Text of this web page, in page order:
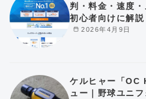
2026年4月9日
判・料金・速度
初心者向けに解説
ケルヒャー「
ュー｜野球ユニ